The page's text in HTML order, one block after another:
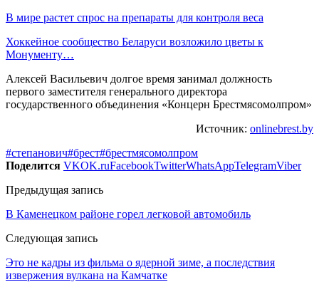
В мире растет спрос на препараты для контроля веса
Хоккейное сообщество Беларуси возложило цветы к
Монументу…
Алексей Васильевич долгое время занимал должность
первого заместителя генерального директора
государственного объединения «Концерн Брестмясомолпром»
Источник: onlinebrest.by
#cтепанович#брест#брестмясомолпром
Поделится VKOK.ruFacebookTwitterWhatsAppTelegramViber
Предыдущая запись
В Каменецком районе горел легковой автомобиль
Следующая запись
Это не кадры из фильма о ядерной зиме, а последствия
извержения вулкана на Камчатке